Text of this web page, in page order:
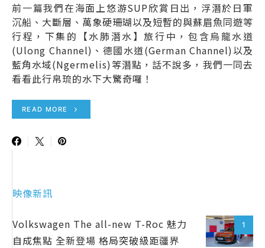
前一篇我們在海面上悠游SUP欣賞日出，浮潛於日軍
沉船、大斷層、萬象硬珊瑚以及短暫的與蘇眉魚同遊等
行程，下集的【水肺潛水】旅行中，包含烏龍水道
(Ulong Channel)、德國水道(German Channel)以及
藍角水域(Ngermelis)等潛點，話不說多，我們一同去
看看此行帛琉的水下大驚奇囉！
READ MORE
映像新訊
1
Volkswagen The all-new T-Roc 魅力
自成焦點 全新登場 格局突破級距疆界